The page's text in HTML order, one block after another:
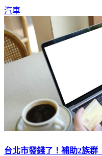
汽車
台北市發錢了！補助2族